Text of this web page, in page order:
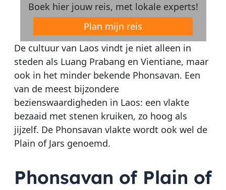
Boek hier jouw reis, met lokale experts!
Plan mijn reis
De cultuur van Laos vindt je niet alleen in
steden als Luang Prabang en Vientiane, maar
ook in het minder bekende Phonsavan. Een
van de meest bijzondere
bezienswaardigheden in Laos: een vlakte
bezaaid met stenen kruiken, zo hoog als
jijzelf. De Phonsavan vlakte wordt ook wel de
Plain of Jars genoemd.
Phonsavan of Plain of